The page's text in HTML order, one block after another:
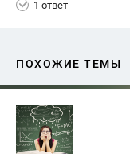
1 ответ
ПОХОЖИЕ ТЕМЫ